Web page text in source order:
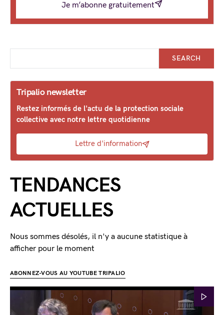
Je m’abonne gratuitement
SEARCH
Tripalio newsletter
Restez informés de l'actu de la protection sociale
collective avec notre lettre quotidienne
Lettre d'information
TENDANCES
ACTUELLES
Nous sommes désolés, il n'y a aucune statistique à
afficher pour le moment
ABONNEZ-VOUS AU YOUTUBE TRIPALIO